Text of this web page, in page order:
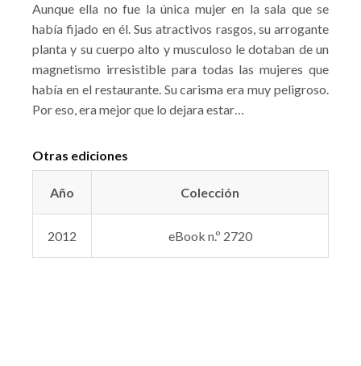
Aunque ella no fue la única mujer en la sala que se
había fijado en él. Sus atractivos rasgos, su arrogante
planta y su cuerpo alto y musculoso le dotaban de un
magnetismo irresistible para todas las mujeres que
había en el restaurante. Su carisma era muy peligroso.
Por eso, era mejor que lo dejara estar…
Otras ediciones
Año Colección
2012 eBook n.º 2720